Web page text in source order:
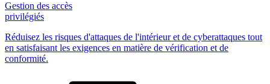
Gestion des accès
privilégiés
Réduisez les risques d'attaques de l'intérieur et de cyberattaques tout
en satisfaisant les exigences en matière de vérification et de
conformité.